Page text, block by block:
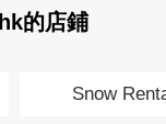
的店鋪
Snow